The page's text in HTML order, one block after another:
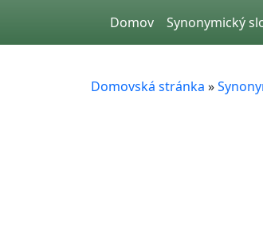
Domov Synonymický
Domovská stránka »